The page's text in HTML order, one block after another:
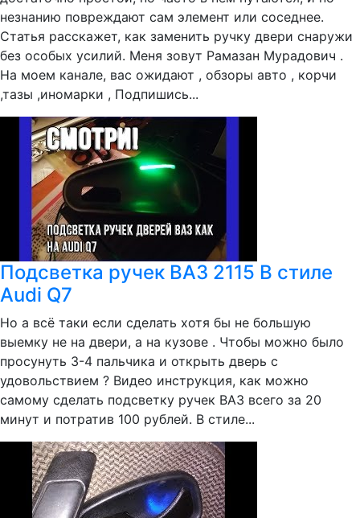
незнанию повреждают сам элемент или соседнее.
Статья расскажет, как заменить ручку двери снаружи
без особых усилий. Меня зовут Рамазан Мурадович .
На моем канале, вас ожидают , обзоры авто , корчи
,тазы ,иномарки , Подпишись...
Подсветка ручек ВАЗ 2115 В стиле
Audi Q7
Но а всё таки если сделать хотя бы не большую
выемку не на двери, а на кузове . Чтобы можно было
просунуть 3-4 пальчика и открыть дверь с
удовольствием ? Видео инструкция, как можно
самому сделать подсветку ручек ВАЗ всего за 20
минут и потратив 100 рублей. В стиле...